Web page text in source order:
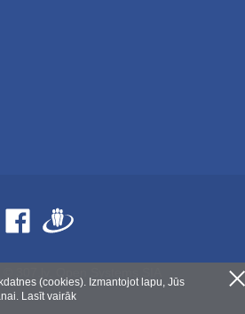
(cookies). Izmantojot lapu, Jūs
Lasīt vairāk